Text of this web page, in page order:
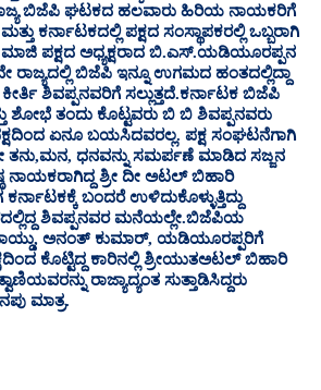
ಬಿಜೆಪಿ ಘಟಕದ ಹಲವಾರು ಹಿರಿಯ ನಾಯಕರಿಗೆ
ಕರ್ನಾಟಕದಲ್ಲಿ ಪಕ್ಷದ ಸಂಸ್ಥಾಪಕರಲ್ಲಿ ಒಬ್ಬರಾಗಿ
ಮಾಜಿ ಪಕ್ಷದ ಅಧ್ಯಕ್ಷರಾದ ಬಿ.ಎಸ್.ಯಡಿಯೂರಪ್ಪನ
ರಾಜ್ಯದಲ್ಲಿ ಬಿಜೆಪಿ ಇನ್ನೂ ಉಗಮದ ಹಂತದಲ್ಲಿದ್ದಾ
ಕೀರ್ತಿ ಶಿವಪ್ಪನವರಿಗೆ ಸಲ್ಲುತ್ತದೆ.ಕರ್ನಾಟಕ ಬಿಜೆಪಿ
ಶೋಭೆ ತಂದು ಕೊಟ್ಟವರು ಬಿ ಬಿ ಶಿವಪ್ಪನವರು
ಏನೂ ಬಯಸಿದವರಲ್ಲ. ಪಕ್ಷ ಸಂಘಟನೆಗಾಗಿ
ತನು,ಮನ, ಧನವನ್ನು ಸಮರ್ಪಣೆ ಮಾಡಿದ ಸಜ್ಜನ
ನಾಯಕರಾಗಿದ್ದ ಶ್ರೀ ದೀ ಅಟಲ್ ಬಿಹಾರಿ
ಬಂದರೆ ಉಳಿದುಕೊಳ್ಳುತ್ತಿದ್ದು
ಶಿವಪ್ಪನವರ ಮನೆಯಲ್ಲೇ.ಬಿಜೆಪಿಯ
ಅನಂತ್ ಕುಮಾರ್, ಯಡಿಯೂರಪ್ಪರಿಗೆ
ಕೊಟ್ಟಿದ್ದ ಕಾರಿನಲ್ಲಿ ಶ್ರೀಯುತಅಟಲ್ ಬಿಹಾರಿ
ರಾಜ್ಯಾದ್ಯಂತ ಸುತ್ತಾಡಿಸಿದ್ದರು
ಮಾತ್ರ.